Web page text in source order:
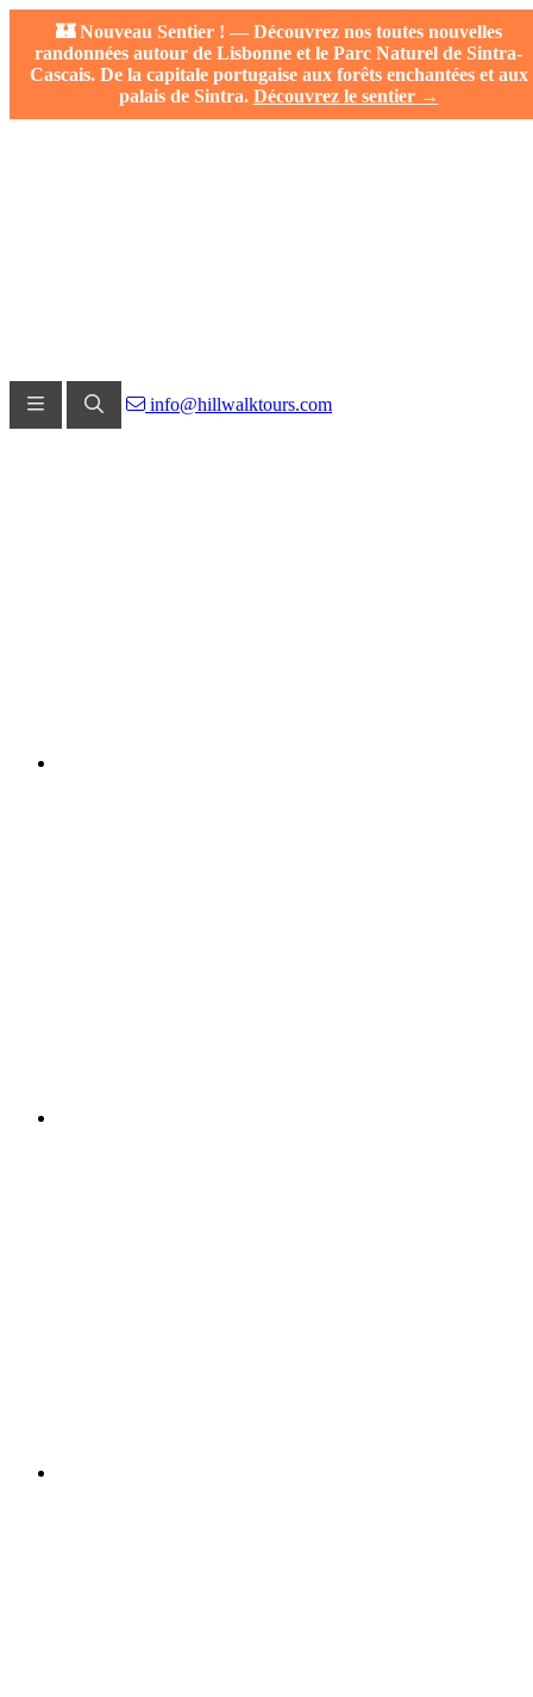
🏰 Nouveau Sentier ! — Découvrez nos toutes nouvelles
randonnées autour de Lisbonne et le Parc Naturel de Sintra-
Cascais. De la capitale portugaise aux forêts enchantées et aux
palais de Sintra. Découvrez le sentier →
info@hillwalktours.com